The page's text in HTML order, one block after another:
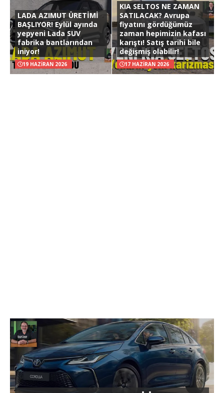
LADA AZIMUT ÜRETİMİ
BAŞLIYOR! Eylül ayında
yepyeni Lada SUV
fabrika bantlarından
iniyor!
19 HAZIRAN 2026
KIA SELTOS NE ZAMAN
SATILACAK? Avrupa
fiyatını gördüğümüz
zaman hepimizin kafası
karıştı! Satış tarihi bile
değişmiş olabilir!
17 HAZIRAN 2026